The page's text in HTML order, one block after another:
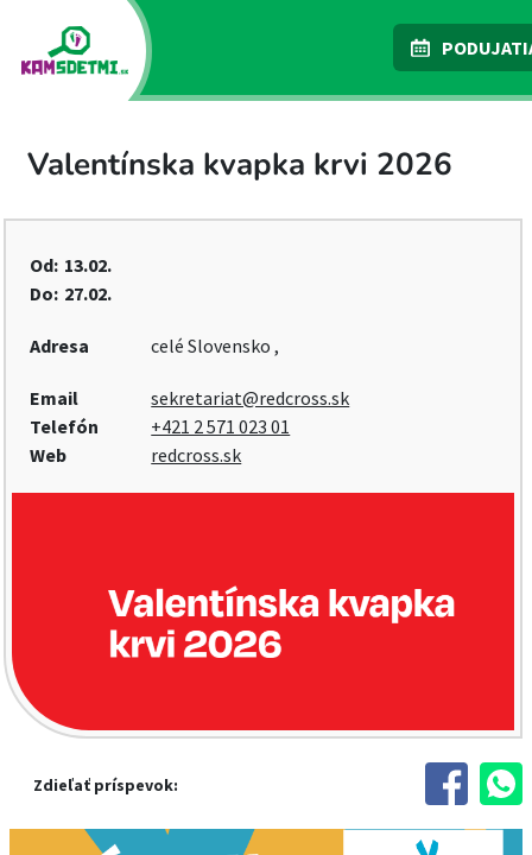
Valentínska kvapka krvi 2026
Od: 13.02.
Do: 27.02.
Adresa celé Slovensko ,
Email
sekretariat@redcross.sk
Telefón
+421 2 571 023 01
Web
redcross.sk
Zdieľať príspevok: